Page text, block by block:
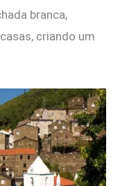
branca,
criando um